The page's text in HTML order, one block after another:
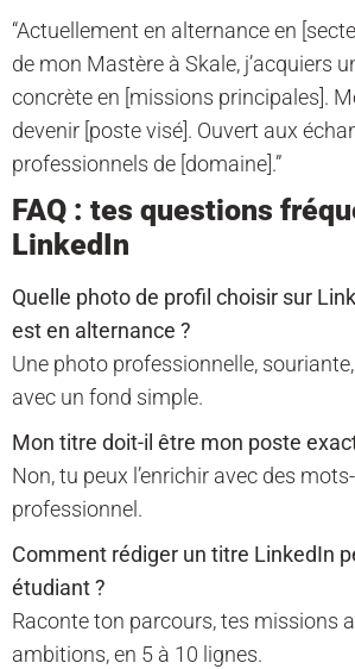
“Actuellement en alternance en
de mon Mastère à Skale, j’acquiers
concrète en [missions principales].
devenir [poste visé]. Ouvert aux
professionnels de [domaine].”
FAQ : tes questions
LinkedIn
Quelle photo de profil choisir sur
est en alternance ?
Une photo professionnelle,
avec un fond simple.
Mon titre doit-il être mon poste
Non, tu peux l’enrichir avec des
professionnel.
Comment rédiger un titre LinkedIn
étudiant ?
Raconte ton parcours, tes missions
ambitions, en 5 à 10 lignes.